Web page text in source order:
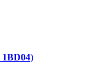
1BD04)